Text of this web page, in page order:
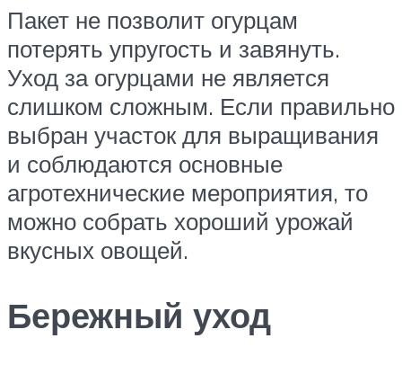
Пакет не позволит огурцам
потерять упругость и завянуть.
Уход за огурцами не является
слишком сложным. Если правильно
выбран участок для выращивания
и соблюдаются основные
агротехнические мероприятия, то
можно собрать хороший урожай
вкусных овощей.
Бережный уход